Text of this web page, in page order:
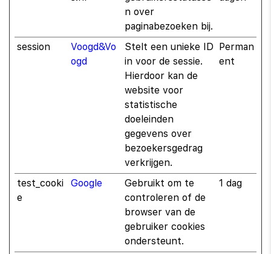
n over
paginabezoeken bij.
session
Voogd&Vo
ogd
Stelt een unieke ID
in voor de sessie.
Hierdoor kan de
website voor
statistische
doeleinden
gegevens over
bezoekersgedrag
verkrijgen.
Perman
ent
test_cooki
e
Google
Gebruikt om te
controleren of de
browser van de
gebruiker cookies
ondersteunt.
1 dag